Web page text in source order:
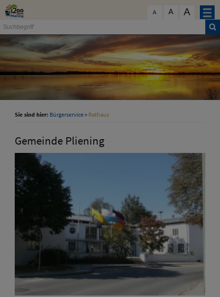
Zum Inhalt
A A A
Sie sind hier: Bürgerservice> Rathaus
Gemeinde Pliening
schließen